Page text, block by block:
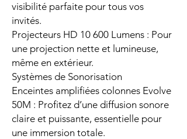
visibilité parfaite pour tous vos
invités.
Projecteurs HD 10 600 Lumens : Pour
une projection nette et lumineuse,
même en extérieur.
Systèmes de Sonorisation
Enceintes amplifiées colonnes Evolve
50M : Profitez d’une diffusion sonore
claire et puissante, essentielle pour
une immersion totale.